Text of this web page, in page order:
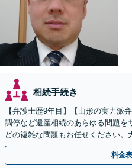
相続手続き
【弁護士歴9年目】【山形の実力派
調停など遺産相続のあらゆる問題を
どの複雑な問題もお任せください
目指します】
料金